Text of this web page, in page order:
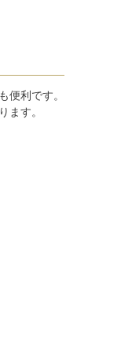
便利です。
ます。